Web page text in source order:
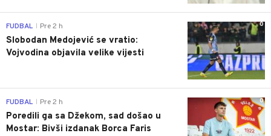
0
FUDBAL Pre 2 h
Slobodan Medojević se vratio:
Vojvodina objavila velike vijesti
0
FUDBAL Pre 2 h
Poredili ga sa Džekom, sad došao u
Mostar: Bivši izdanak Borca Faris